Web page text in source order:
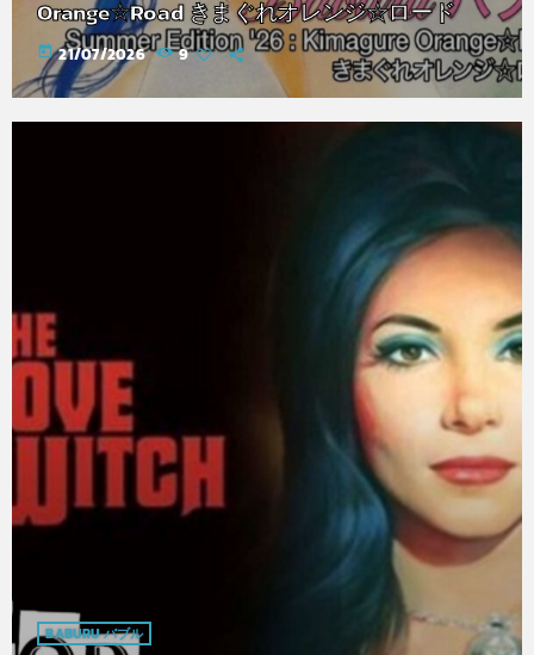
Orange☆Road きまぐれオレンジ☆ロード
today 21/07/2026 9
BABURU バブル